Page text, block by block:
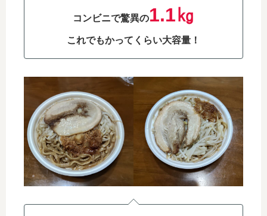
コンビニで驚異の1.1㎏
これでもかってくらい大容量！